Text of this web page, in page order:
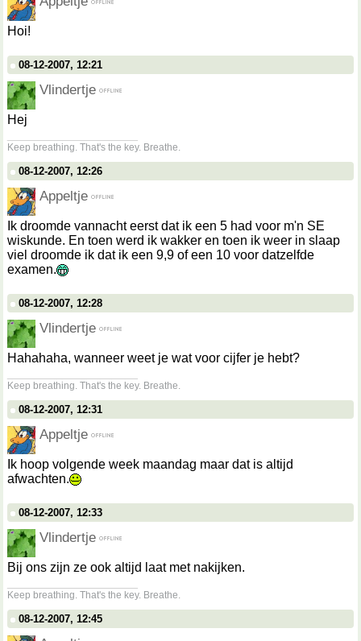
Hoi!
08-12-2007, 12:21
Vlindertje
Hej
Keep breathing. That's the key. Breathe.
08-12-2007, 12:26
Appeltje
Ik droomde vannacht eerst dat ik een 5 had voor m'n SE
wiskunde. En toen werd ik wakker en toen ik weer in slaap
viel droomde ik dat ik een 9,9 of een 10 voor datzelfde
examen.
08-12-2007, 12:28
Vlindertje
Hahahaha, wanneer weet je wat voor cijfer je hebt?
Keep breathing. That's the key. Breathe.
08-12-2007, 12:31
Appeltje
Ik hoop volgende week maandag maar dat is altijd
afwachten.
08-12-2007, 12:33
Vlindertje
Bij ons zijn ze ook altijd laat met nakijken.
Keep breathing. That's the key. Breathe.
08-12-2007, 12:45